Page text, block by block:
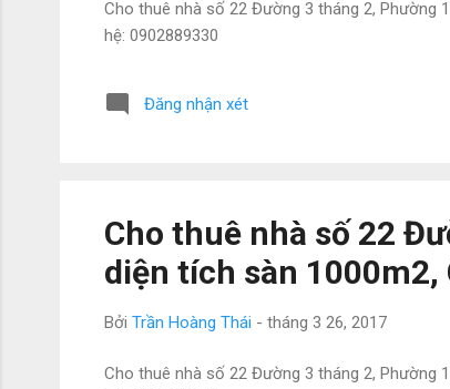
Cho thuê nhà số 22 Đường 3 tháng 2, Phường
hệ: 0902889330
Đăng nhận xét
Cho thuê nhà số 22
diện tích sàn 1000m2,
Bởi Trần Hoàng Thái - tháng 3 26, 2017
Cho thuê nhà số 22 Đường 3 tháng 2, Phường